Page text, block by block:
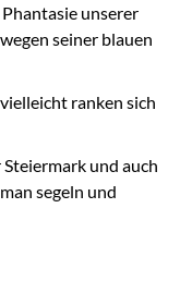
unserer
seiner blauen
ranken sich
und auch
segeln und